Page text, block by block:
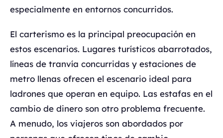
especialmente en entornos concurridos.
El carterismo es la principal preocupación en
estos escenarios. Lugares turísticos abarrotados,
líneas de tranvía concurridas y estaciones de
metro llenas ofrecen el escenario ideal para
ladrones que operan en equipo. Las estafas en el
cambio de dinero son otro problema frecuente.
A menudo, los viajeros son abordados por